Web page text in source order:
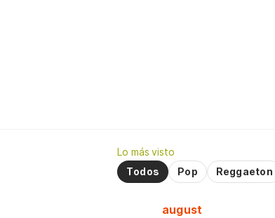
Lo más visto
Todos
Pop Reggaeton
august